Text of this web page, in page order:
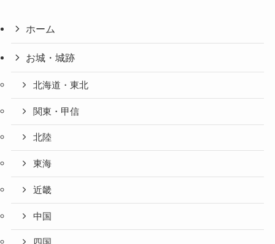
ホーム
お城・城跡
北海道・東北
関東・甲信
北陸
東海
近畿
中国